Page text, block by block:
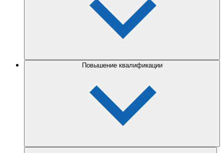
Повышение квалификации